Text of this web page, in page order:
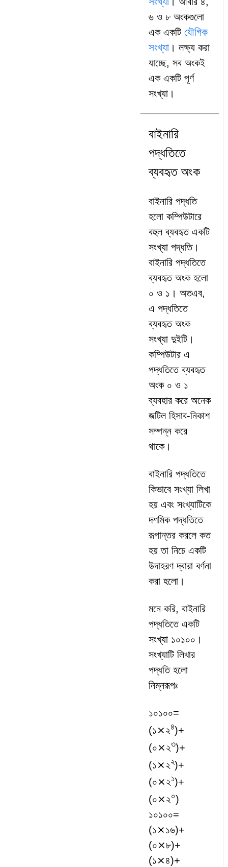
৬ ও ৮ অংকগুলো
এক একটি যৌগিক
সংখ্যা । লক্ষ্য করা
যাচ্ছে, সব অংকই
এক একটি পূর্ণ
সংখ্যা।
বাইনারি
পদ্ধতিতে
ব্যবহৃত অংক
বাইনারি পদ্ধতি
হলো কম্পিউটারে
বহুল ব্যবহৃত একটি
সংখ্যা পদ্ধতি।
বাইনারি পদ্ধতিতে
ব্যবহৃত অংক হলো
০ ও ১। অতএব,
এ পদ্ধতিতে
ব্যবহৃত অংক
সংখ্যা দুইটি।
কম্পিউটার এ
পদ্ধতিতে ব্যবহৃত
অংক ০ ও ১
ব্যবহার করে অনেক
জটিল হিসাব-নিকাশ
সম্পন্ন করে
থাকে।
বাইনারি পদ্ধতিতে
কিভাবে সংখ্যা লিখা
হয় এবং সংখ্যাটিকে
দশমিক পদ্ধতিতে
রূপান্তর করলে কত
হয় তা নিচে একটি
উদাহরণ দ্বারা বর্ণনা
করা হলো।
মনে করি, বাইনারি
পদ্ধতিতে একটি
সংখ্যা ১০১০০।
সংখ্যাটি লিখার
পদ্ধতি হলো
নিম্নরূপঃ
১০১০০=
(১⨯২৪)+
(০⨯২৩)+
(১⨯২২)+
(০⨯২১)+
(০⨯২০)
১০১০০=
(১⨯১৬)+
(০⨯৮)+
(১⨯৪)+